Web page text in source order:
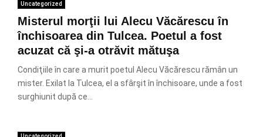
Uncategorized
Misterul morţii lui Alecu Văcărescu în
închisoarea din Tulcea. Poetul a fost
acuzat că şi-a otrăvit mătuşa
Condiţiile în care a murit poetul Alecu Văcărescu rămân un
mister. Exilat la Tulcea, el a sfârşit în închisoare, unde a fost
surghiunit după ce...